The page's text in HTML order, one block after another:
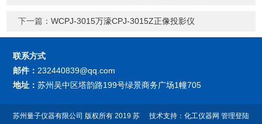
下一篇：WCPJ-3015万濠CPJ-3015Z正像投影仪
联系方式
邮件： 232440839@qq.com
地址：苏州吴中区塔韵路199号绿景商务广场1幢705
技术支持： 化工仪器网 管理登陆
苏州量子仪器有限公司 版权所有 2019苏